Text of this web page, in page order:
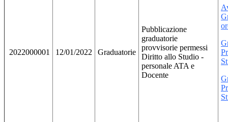
2022000001 12/01/2022 Graduatorie
Pubblicazione
graduatorie
provvisorie permessi
Diritto allo Studio -
personale ATA e
Docente